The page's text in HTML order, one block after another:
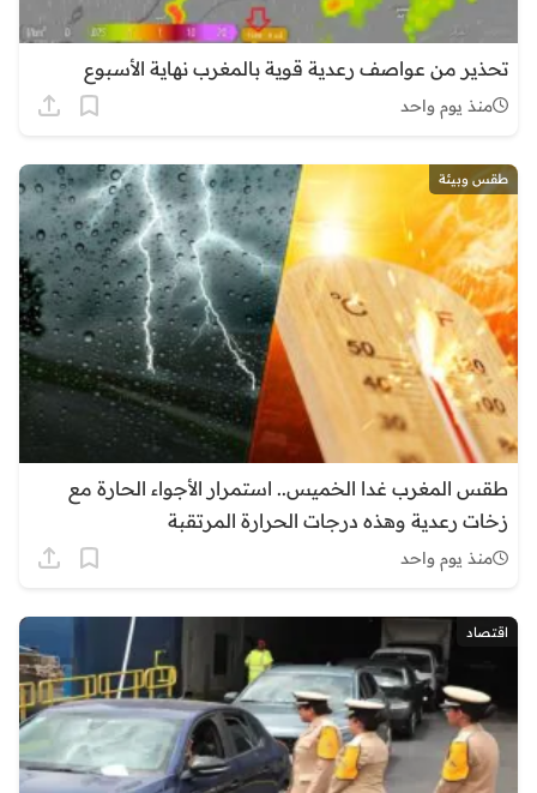
تحذير من عواصف رعدية قوية بالمغرب نهاية الأسبوع
منذ يوم واحد
طقس وبيئة
طقس المغرب غدا الخميس.. استمرار الأجواء الحارة مع
زخات رعدية وهذه درجات الحرارة المرتقبة
منذ يوم واحد
اقتصاد